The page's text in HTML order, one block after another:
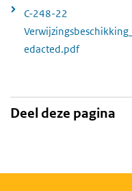
C-248-22
edacted.pdf
Deel deze pagina